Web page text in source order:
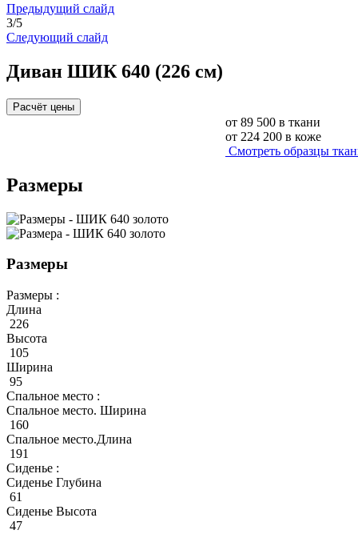
Предыдущий слайд
3/5
Следующий слайд
Диван ШИК 640 (226 см)
Расчёт цены
от 89 500 в ткани
от 224 200 в коже
Смотреть образцы
Размеры
Размеры
Размеры :
Длина
226
Высота
105
Ширина
95
Спальное место :
Спальное место. Ширина
160
Спальное место.Длина
191
Сиденье :
Сиденье Глубина
61
Сиденье Высота
47